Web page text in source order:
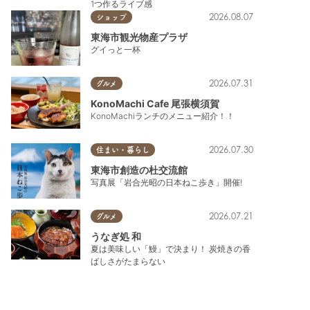
1つ作るライブ感
ショップ 2026.08.07
東海市観光物産プラザ
グイっと一杯
グルメ 2026.07.31
KonoMachi Cafe 尾張横須賀
KonoMachiランチのメニュー紹介！！
住まい・暮らし 2026.07.30
東海市創造の杜交流館
写真展「岩合光昭の日本ねこ歩き」開催!
グルメ 2026.07.21
うなぎ処 和
夏は美味しい「鰻」で決まり！ 炭焼きの香
ばしさがたまらない